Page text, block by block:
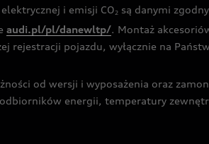
i emisji CO2 są danymi
audi.pl/pl/danewltp/. Montaż
rejestracji pojazdu, wyłącznie na
od wersji i wyposażenia oraz
energii, temperatury